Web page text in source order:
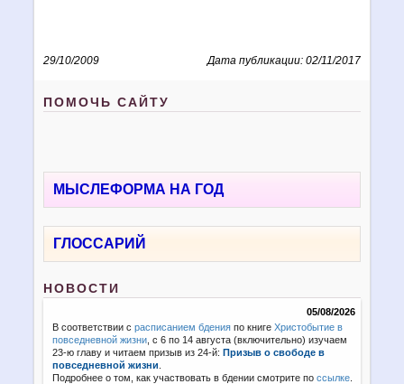
29/10/2009 Дата публикации: 02/11/2017
ПОМОЧЬ САЙТУ
МЫСЛЕФОРМА НА ГОД
ГЛОССАРИЙ
НОВОСТИ
05/08/2026
В соответствии срасписанием бдения по книгеХристобытие в
повседневной жизни , с 6 по 14 августа (включительно) изучаем
23-ю главу и читаем призыв из 24-й:Призыв о свободе в
повседневной жизни
Подробнее о том, как участвовать в бдении смотрите поссылке